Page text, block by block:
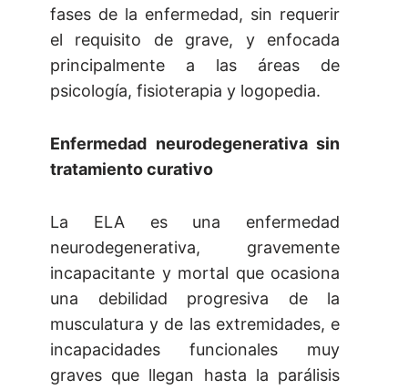
fases de la enfermedad, sin requerir
el requisito de grave, y enfocada
principalmente a las áreas de
psicología, fisioterapia y logopedia.
Enfermedad neurodegenerativa sin
tratamiento curativo
La ELA es una enfermedad
neurodegenerativa, gravemente
incapacitante y mortal que ocasiona
una debilidad progresiva de la
musculatura y de las extremidades, e
incapacidades funcionales muy
graves que llegan hasta la parálisis